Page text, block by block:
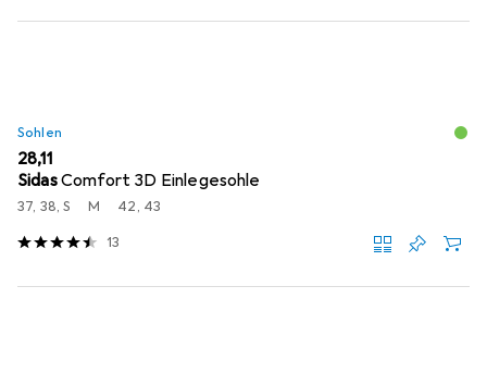
Sohlen
EUR
28,11
SidasComfort 3D Einlegesohle
37, 38, S M 42, 43
13